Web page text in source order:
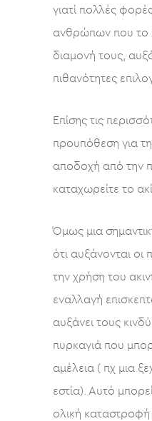
γιατί πολλές
ανθρώπων που το
διαμονή τους,
πιθανότητες
Επίσης τις
προυπόθεση για
αποδοχή από την
καταχωρείτε το
Όμως μια
ότι αυξάνονται οι
την χρήση του
εναλλαγή
αυξάνει τους
πυρκαγιά που
αμέλεια ( πχ μια
εστία). Αυτό
ολική καταστροφή